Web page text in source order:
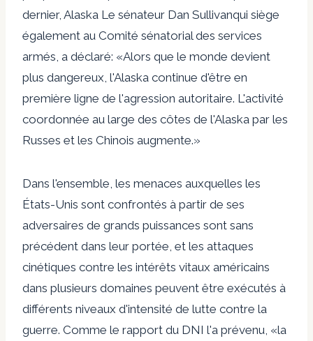
dernier, Alaska Le sénateur Dan Sullivanqui siège
également au Comité sénatorial des services
armés, a déclaré: «Alors que le monde devient
plus dangereux, l'Alaska continue d'être en
première ligne de l'agression autoritaire. L'activité
coordonnée au large des côtes de l'Alaska par les
Russes et les Chinois augmente.»
Dans l'ensemble, les menaces auxquelles les
États-Unis sont confrontés à partir de ses
adversaires de grands puissances sont sans
précédent dans leur portée, et les attaques
cinétiques contre les intérêts vitaux américains
dans plusieurs domaines peuvent être exécutés à
différents niveaux d'intensité de lutte contre la
guerre. Comme le rapport du DNI l'a prévenu, «la